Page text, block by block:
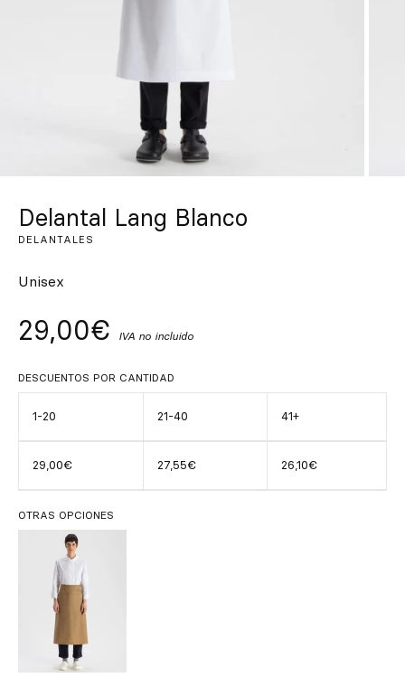
FR
Delantal Lang Blanco
DELANTALES
Unisex
29,00€ IVA no incluido
DESCUENTOS POR CANTIDAD
1-20 21-40 41+
29,00€ 27,55€ 26,10€
OTRAS OPCIONES